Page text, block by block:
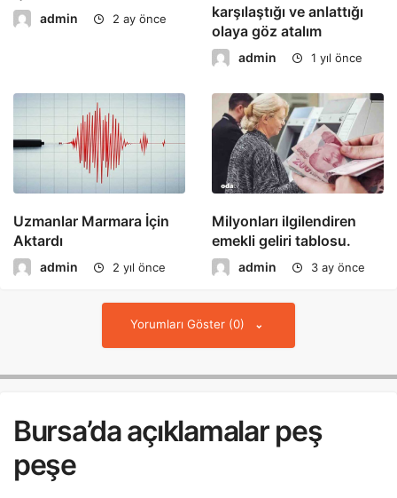
admin 2 ay önce
karşılaştığı ve anlattığı
olaya göz atalım
admin 1 yıl önce
Uzmanlar Marmara İçin
Aktardı
admin 2 yıl önce
Milyonları ilgilendiren
emekli geliri tablosu.
admin 3 ay önce
Yorumları Göster (0)
Bursa’da açıklamalar peş
peşe